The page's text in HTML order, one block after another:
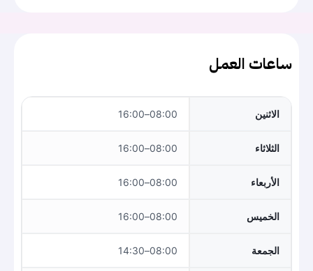
ساعات العمل
الاثنين 08:00–16:00
الثلاثاء 08:00–16:00
الأربعاء 08:00–16:00
الخميس 08:00–16:00
الجمعة 08:00–14:30